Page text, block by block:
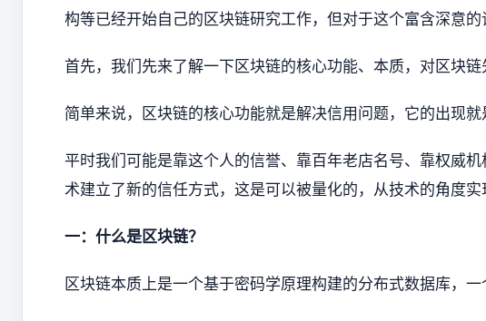
构等已经开始自己的区块链研究工作，但对于这个富含深意的
首先，我们先来了解一下区块链的核心功能、本质，对区块链
简单来说，区块链的核心功能就是解决信用问题，它的出现
平时我们可能是靠这个人的信誉、靠百年老店名号、靠权威
术建立了新的信任方式，这是可以被量化的，从技术的角度实
一：什么是区块链？
区块链本质上是一个基于密码学原理构建的分布式数据库，一